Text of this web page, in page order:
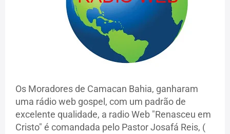
Os Moradores de Camacan Bahia, ganharam
uma rádio web gospel, com um padrão de
excelente qualidade, a radio Web "Renasceu em
Cristo" é comandada pelo Pastor Josafá Reis, (